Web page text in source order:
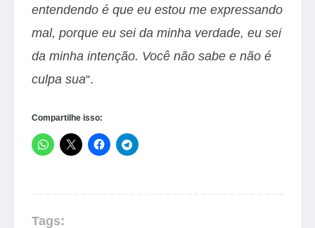
entendendo é que eu estou me expressando
mal, porque eu sei da minha verdade, eu sei
da minha intenção. Você não sabe e não é
culpa sua“.
Compartilhe isso:
Tags: